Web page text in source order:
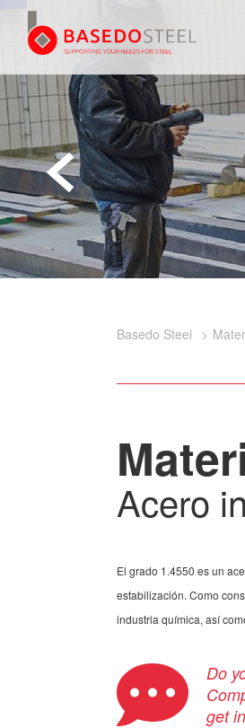
Basedo Steel
Acero
El grado 1.4550 es un
estabilización. Como
industria química, así
Do
get